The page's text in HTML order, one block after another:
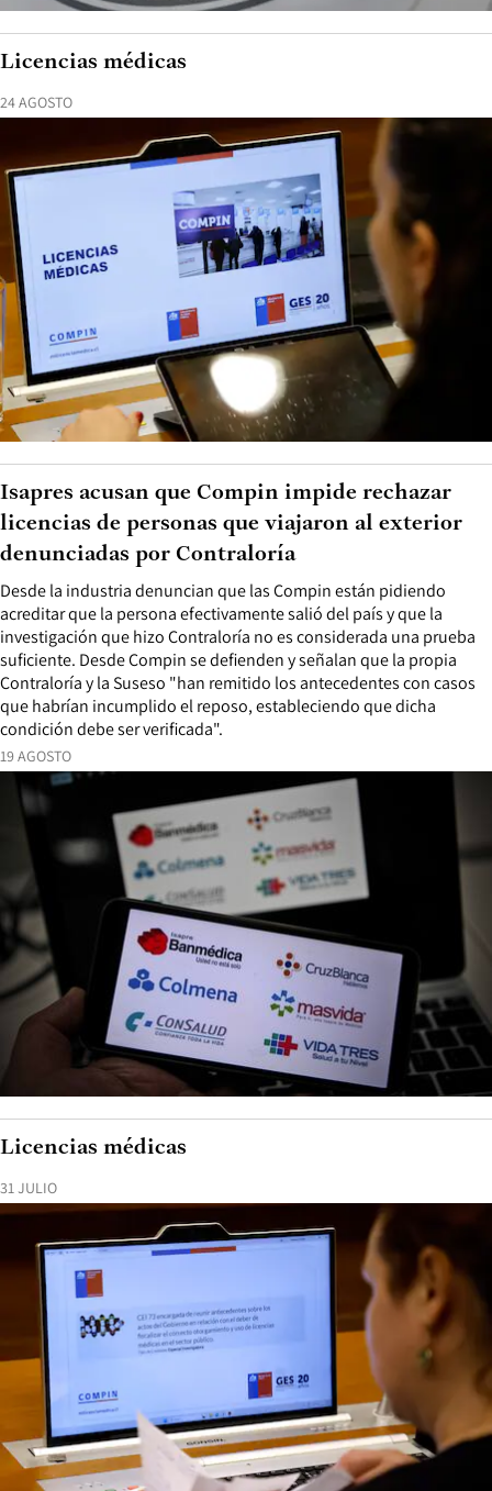
24 AGOSTO
Licencias médicas
19 AGOSTO
Desde la industria denuncian que las Compin están pidiendo
acreditar que la persona efectivamente salió del país y que la
investigación que hizo Contraloría no es considerada una prueba
suficiente. Desde Compin se defienden y señalan que la propia
Contraloría y la Suseso "han remitido los antecedentes con casos
que habrían incumplido el reposo, estableciendo que dicha
condición debe ser verificada".
Isapres acusan que Compin impide rechazar
licencias de personas que viajaron al exterior
denunciadas por Contraloría
31 JULIO
Licencias médicas